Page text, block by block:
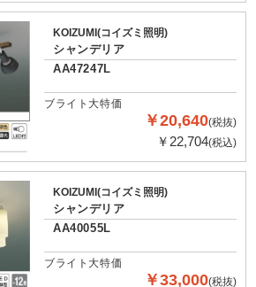
KOIZUMI(コイズミ照明)
シャンデリア
AA47247L
ブライト大特価
￥20,640(税抜)
￥22,704(税込)
KOIZUMI(コイズミ照明)
シャンデリア
AA40055L
ブライト大特価
￥33,000(税抜)